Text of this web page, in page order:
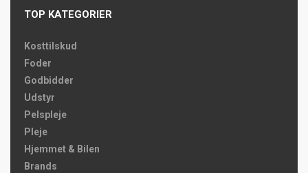
TOP KATEGORIER
Kosttilskud
Foder
Godbidder
Udstyr
Pelspleje
Pleje
Hjemmet & Bilen
Brands